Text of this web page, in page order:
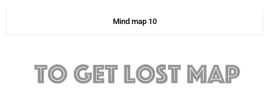
Mind map 10